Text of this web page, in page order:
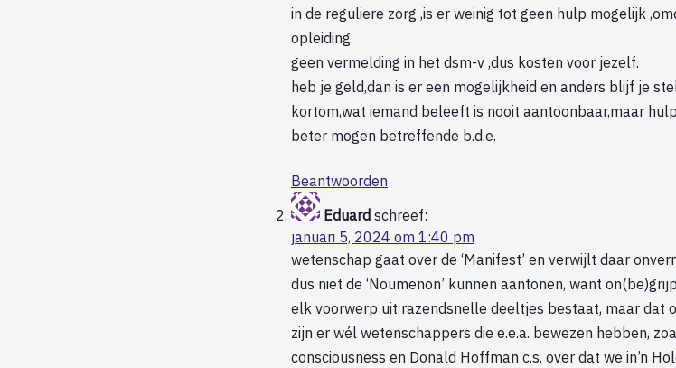
in de reguliere zorg ,is er weinig tot geen hulp mogelijk
opleiding.
geen vermelding in het dsm-v ,dus kosten voor jezelf.
heb je geld,dan is er een mogelijkheid en anders blijf je
kortom,wat iemand beleeft is nooit aantoonbaar,maar
beter mogen betreffende b.d.e.
Beantwoorden
Eduard schreef:
januari 5, 2024 om 1:40 pm
wetenschap gaat over de ‘Manifest’ en verwijlt daar
dus niet de ‘Noumenon’ kunnen aantonen, want
elk voorwerp uit razendsnelle deeltjes bestaat, maar dat
zijn er wél wetenschappers die e.e.a. bewezen hebben,
consciousness en Donald Hoffman c.s. over dat we in’n